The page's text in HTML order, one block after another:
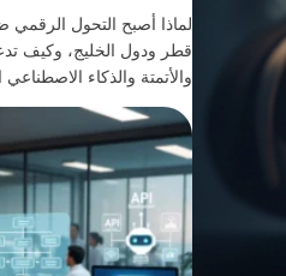
لماذا أصبح التحول
قطر ودول الخليج، وكيف
والأتمتة والذكاء الاصطناعي